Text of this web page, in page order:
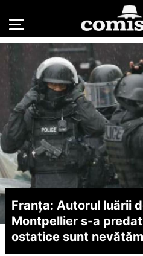
Franța: Autorul luării
Montpellier s-a
ostatice sunt